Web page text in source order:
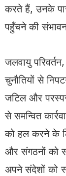
करते हैं, उनके
पहुँचने की
जलवायु
चुनौतियों से
जटिल और
से समन्वित
को हल करने के
और संगठनों को
अपने संदेशों को